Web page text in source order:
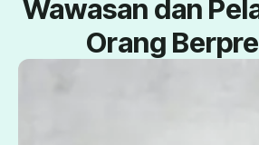
Wawasan dan
Orang